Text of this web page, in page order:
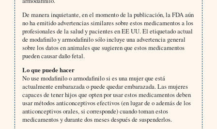
De manera inquietante, en el momento de la publicación, la FDA aún
no ha emitido advertencias similares sobre estos medicamentos a los
profesionales de la salud y pacientes en EE UU. El etiquetado actual
de modafinilo y armodafinilo sólo incluye una advertencia general
sobre los datos en animales que sugieren que estos medicamentos
pueden causar daño fetal.
Lo que puede hacer
No use modafinilo o armodafinilo si es una mujer que está
actualmente embarazada o puede quedar embarazada. Las mujeres
capaces de tener hijos que opten por usar estos medicamentos deben
usar métodos anticonceptivos efectivos (en lugar de o además de los
anticonceptivos orales, si corresponde) cuando toman estos
medicamentos y durante dos meses después de suspenderlos.